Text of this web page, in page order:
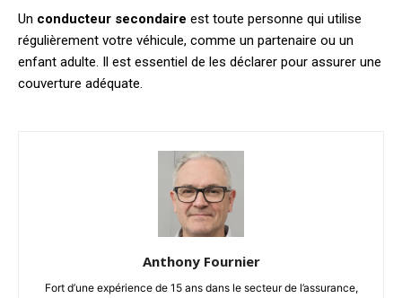
Un conducteur secondaire est toute personne qui utilise
régulièrement votre véhicule, comme un partenaire ou un
enfant adulte. Il est essentiel de les déclarer pour assurer une
couverture adéquate.
Anthony Fournier
Fort d’une expérience de 15 ans dans le secteur de l’assurance,